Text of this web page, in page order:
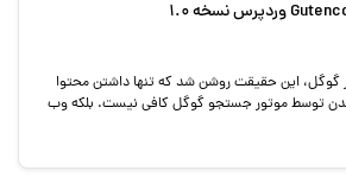
گوگل، این حقیقت روشن شد که تنها داشتن محتوا
توسط موتور جستجو گوگل کافی نیست. بلکه وب